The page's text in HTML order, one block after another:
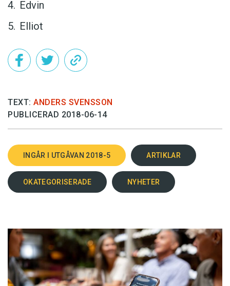
Edvin
Elliot
TEXT: ANDERS SVENSSON
PUBLICERAD 2018-06-14
INGÅR I UTGÅVAN 2018-5 ARTIKLAR
OKATEGORISERADE NYHETER